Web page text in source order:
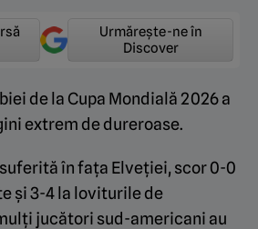
Urmărește-ne în
Discover
de la Cupa Mondială 2026 a
extrem de dureroase.
în fața Elveției, scor 0-0
și 3-4 la loviturile de
jucători sud-americani au